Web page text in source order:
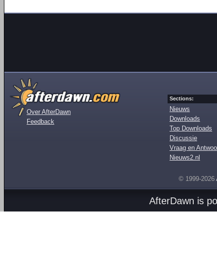
Over AfterDawn
Feedback
Sections:
Nieuws
Downloads
Top Downloads
Discussie
Vraag en
Nieuws2.nl
© 1999-2026
AfterDawn is